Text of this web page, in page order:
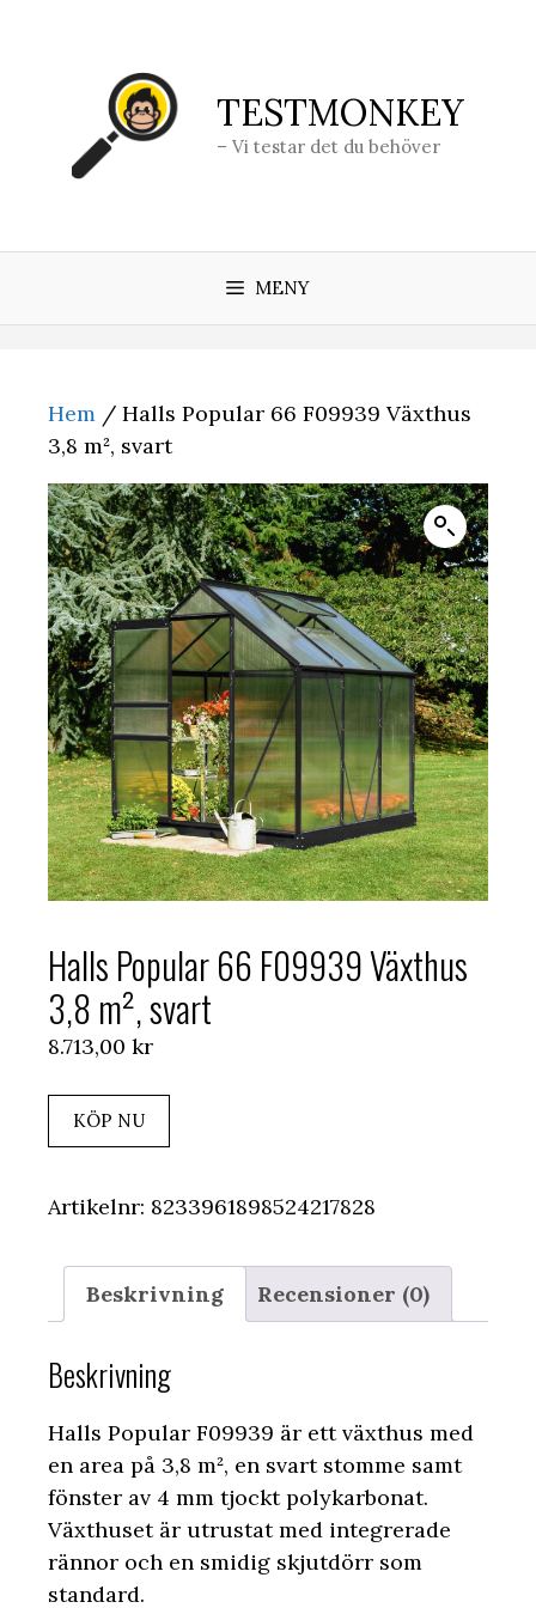
TESTMONKEY
– Vi testar det du behöver
MENY
Hem / Halls Popular 66 F09939 Växthus
3,8 m², svart
Halls Popular 66 F09939 Växthus
3,8 m², svart
8.713,00 kr
KÖP NU
Artikelnr: 8233961898524217828
Beskrivning Recensioner (0)
Beskrivning
Halls Popular F09939 är ett växthus med
en area på 3,8 m², en svart stomme samt
fönster av 4 mm tjockt polykarbonat.
Växthuset är utrustat med integrerade
rännor och en smidig skjutdörr som
standard.